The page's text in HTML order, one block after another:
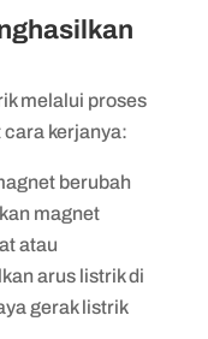
melalui proses
kerjanya:
berubah
magnet
atau
arus listrik di
gerak listrik